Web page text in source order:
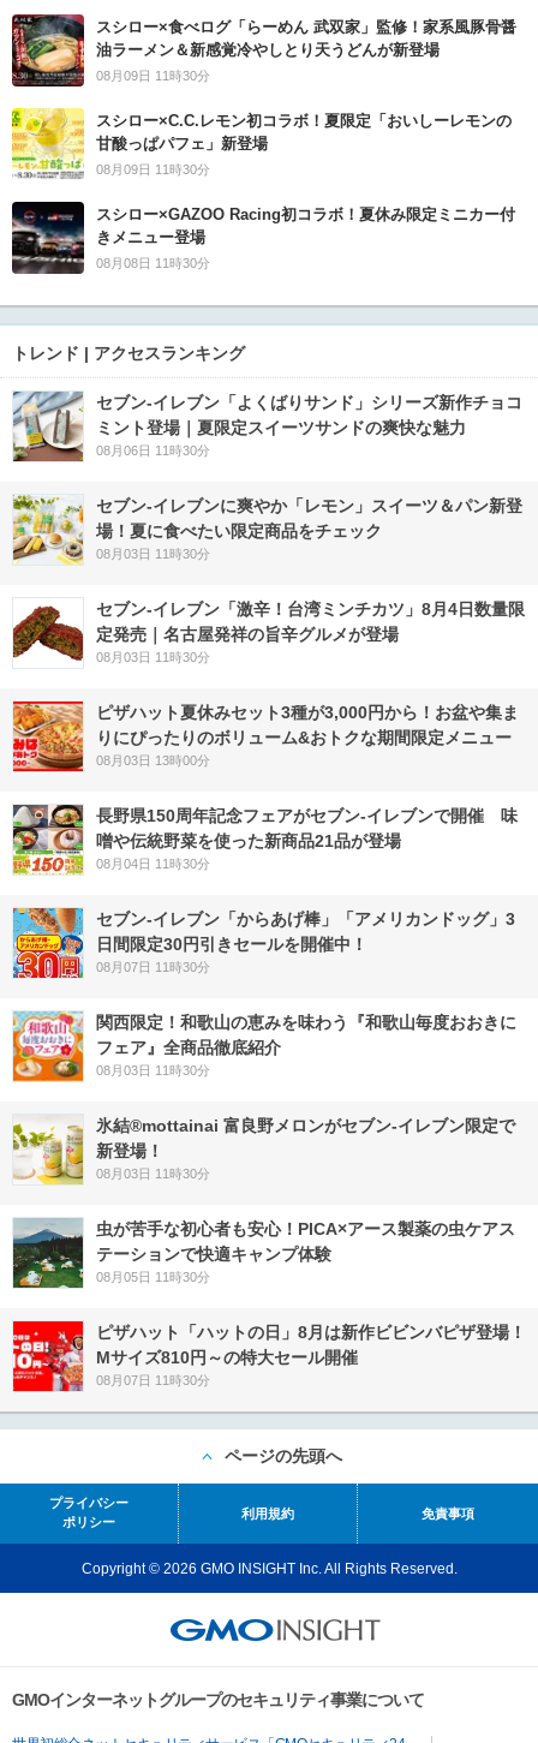
スシロー×食べログ「らーめん 武双家」監修！家系風豚骨醤
油ラーメン＆新感覚冷やしとり天うどんが新登場
08月09日 11時30分
スシロー×C.C.レモン初コラボ！夏限定「おいしーレモンの
甘酸っぱパフェ」新登場
08月09日 11時30分
スシロー×GAZOO Racing初コラボ！夏休み限定ミニカー付
きメニュー登場
08月08日 11時30分
トレンド | アクセスランキング
セブン‐イレブン「よくばりサンド」シリーズ新作チョコ
ミント登場｜夏限定スイーツサンドの爽快な魅力
08月06日 11時30分
セブン‐イレブンに爽やか「レモン」スイーツ＆パン新登
場！夏に食べたい限定商品をチェック
08月03日 11時30分
セブン-イレブン「激辛！台湾ミンチカツ」8月4日数量限
定発売｜名古屋発祥の旨辛グルメが登場
08月03日 11時30分
ピザハット夏休みセット3種が3,000円から！お盆や集ま
りにぴったりのボリューム&おトクな期間限定メニュー
08月03日 13時00分
長野県150周年記念フェアがセブン-イレブンで開催 味
噌や伝統野菜を使った新商品21品が登場
08月04日 11時30分
セブン‐イレブン「からあげ棒」「アメリカンドッグ」3
日間限定30円引きセールを開催中！
08月07日 11時30分
関西限定！和歌山の恵みを味わう『和歌山毎度おおきに
フェア』全商品徹底紹介
08月03日 11時30分
氷結®mottainai 富良野メロンがセブン‐イレブン限定で
新登場！
08月03日 11時30分
虫が苦手な初心者も安心！PICA×アース製薬の虫ケアス
テーションで快適キャンプ体験
08月05日 11時30分
ピザハット「ハットの日」8月は新作ビビンバピザ登場！
Mサイズ810円～の特大セール開催
08月07日 11時30分
ページの先頭へ
プライバシー
ポリシー
利用規約 免責事項
Copyright © 2026 GMO INSIGHT Inc. All Rights Reserved.
GMOインターネットグループのセキュリティ事業について